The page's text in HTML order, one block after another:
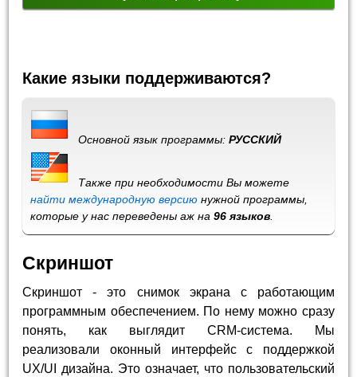
Какие языки поддерживаются?
Основной язык программы:РУССКИЙ
Также при необходимости Вы можете
найти международную версию нужной программы,
которые у нас переведены аж на96 языков
Скриншот
Скриншот - это снимок экрана с работающим
программным обеспечением. По нему можно сразу
понять, как выглядит CRM-система. Мы
реализовали оконный интерфейс с поддержкой
UX/UI дизайна. Это означает, что пользовательский